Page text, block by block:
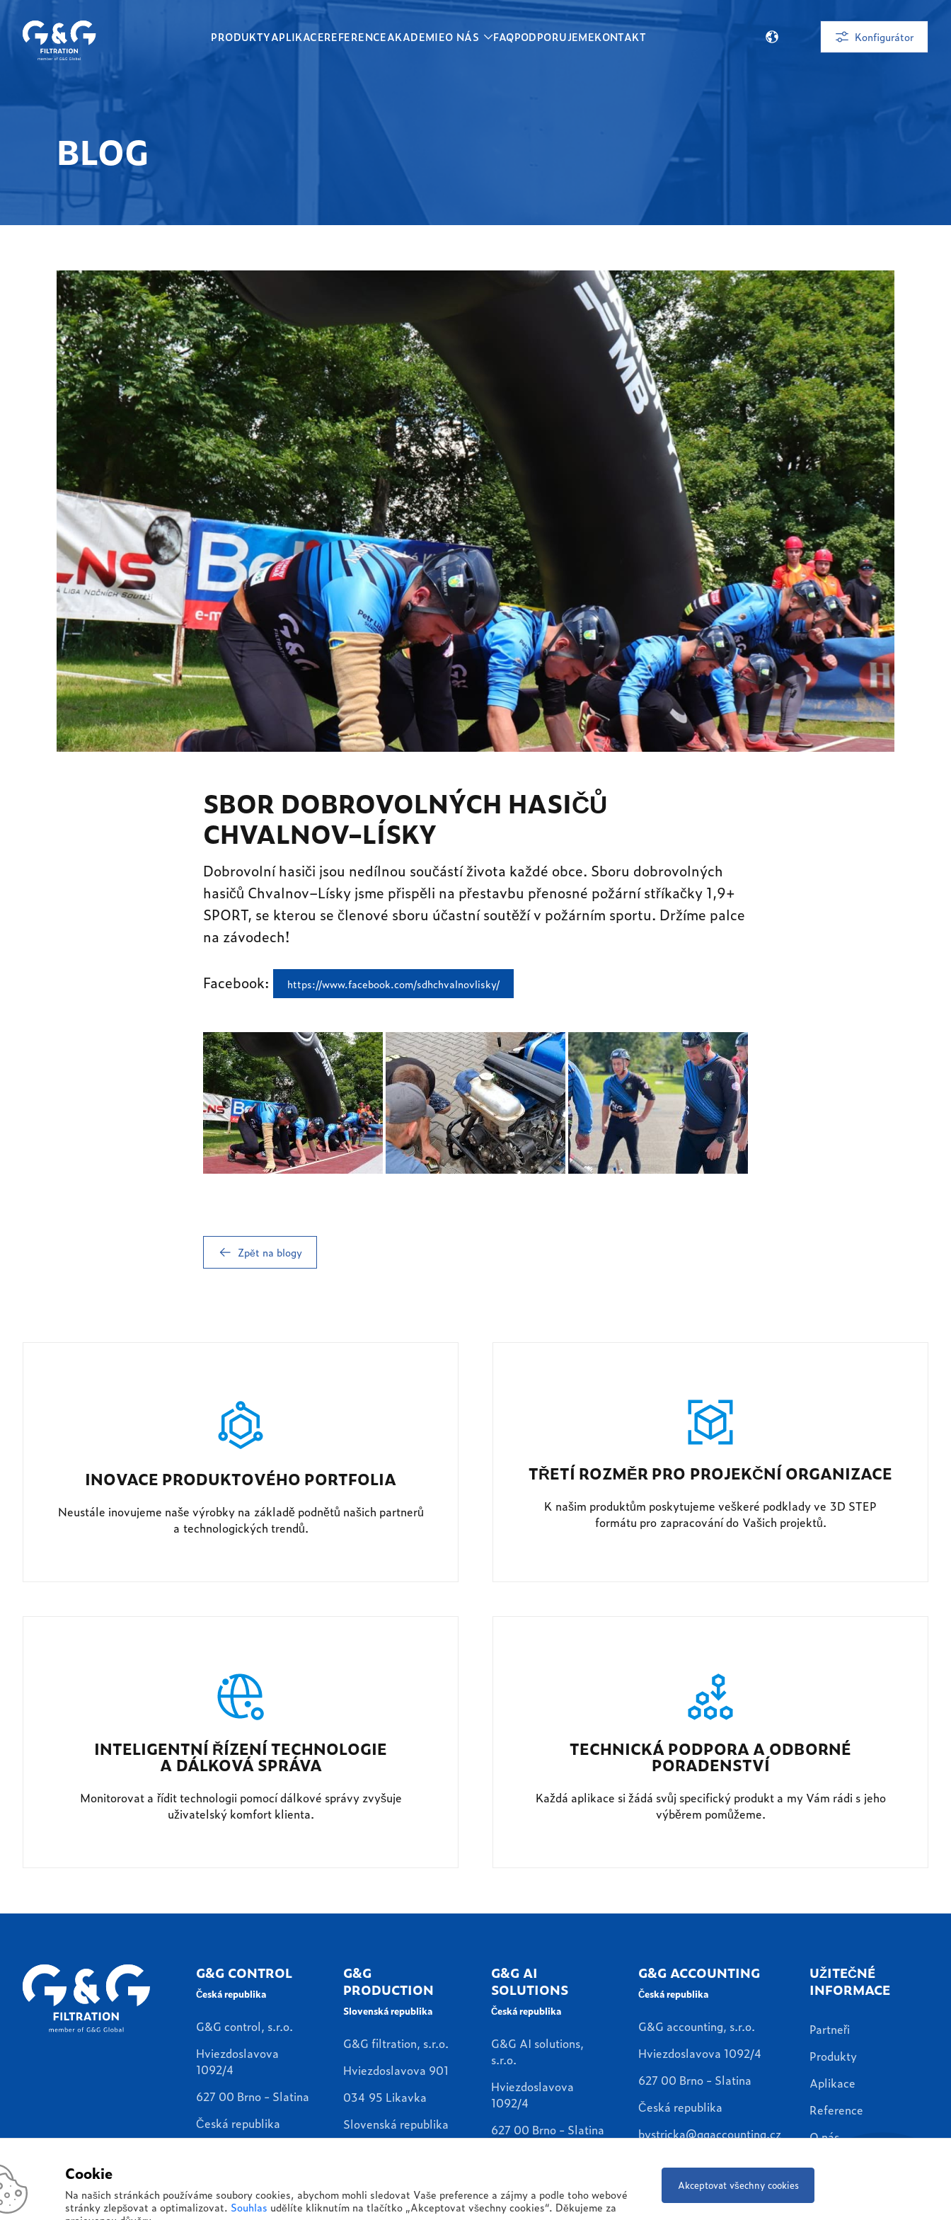
PRODUKTYAPLIKACEREFERENCEAKADEMIEO NÁS FAQPODPORUJEMEKONTAKT Konfigurátor
BLOG
SBOR DOBROVOLNÝCH HASIČŮ
CHVALNOV–LÍSKY
Dobrovolní hasiči jsou nedílnou součástí života každé obce. Sboru dobrovolných
hasičů Chvalnov–Lísky jsme přispěli na přestavbu přenosné požární stříkačky 1,9+
SPORT, se kterou se členové sboru účastní soutěží v požárním sportu. Držíme palce
na závodech!
Facebook: https://www.facebook.com/sdhchvalnovlisky/
Zpět na blogy
INOVACE PRODUKTOVÉHO PORTFOLIA
Neustále inovujeme naše výrobky na základě podnětů našich partnerů
a technologických trendů.
TŘETÍ ROZMĚR PRO PROJEKČNÍ ORGANIZACE
K našim produktům poskytujeme veškeré podklady ve 3D STEP
formátu pro zapracování do Vašich projektů.
INTELIGENTNÍ ŘÍZENÍ TECHNOLOGIE
A DÁLKOVÁ SPRÁVA
Monitorovat a řídit technologii pomocí dálkové správy zvyšuje
uživatelský komfort klienta.
TECHNICKÁ PODPORA A ODBORNÉ
PORADENSTVÍ
Každá aplikace si žádá svůj specifický produkt a my Vám rádi s jeho
výběrem pomůžeme.
G&G CONTROL
Česká republika
G&G control, s.r.o.
Hviezdoslavova
1092/4
627 00 Brno - Slatina
Česká republika
G&G
PRODUCTION
Slovenská republika
G&G filtration, s.r.o.
Hviezdoslavova 901
034 95 Likavka
Slovenská republika
G&G AI
SOLUTIONS
Česká republika
G&G AI solutions,
s.r.o.
Hviezdoslavova
1092/4
627 00 Brno - Slatina
G&G ACCOUNTING
Česká republika
G&G accounting, s.r.o.
Hviezdoslavova 1092/4
627 00 Brno - Slatina
Česká republika
bystricka@ggaccounting.cz
UŽITEČNÉ
INFORMACE
Partneři
Produkty
Aplikace
Reference
O nás
Kontakty
Cookie
Na našich stránkách používáme soubory cookies, abychom mohli sledovat Vaše preference a zájmy a podle toho webové
stránky zlepšovat a optimalizovat. Souhlas udělíte kliknutím na tlačítko „Akceptovat všechny cookies“. Děkujeme za
Akceptovat všechny cookies